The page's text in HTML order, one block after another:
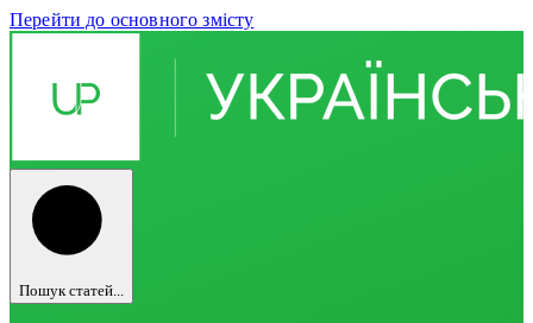
Перейти до основного змісту
Пошук статей...